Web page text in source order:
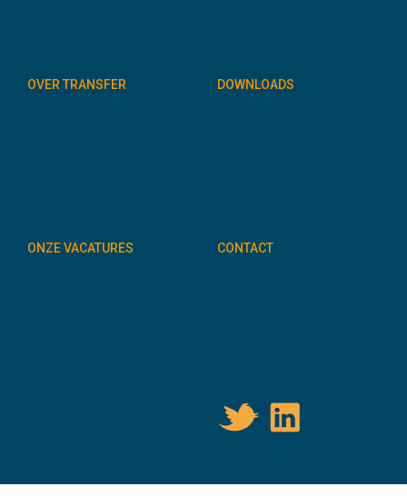
OVER TRANSFER DOWNLOADS
ONZE VACATURES CONTACT